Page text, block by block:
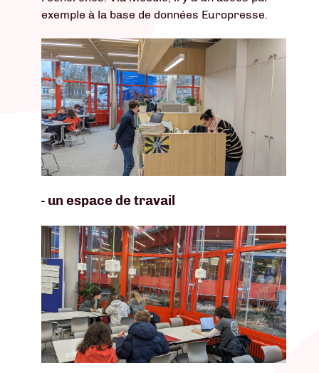
exemple à la base de données Europresse.
- un espace de travail